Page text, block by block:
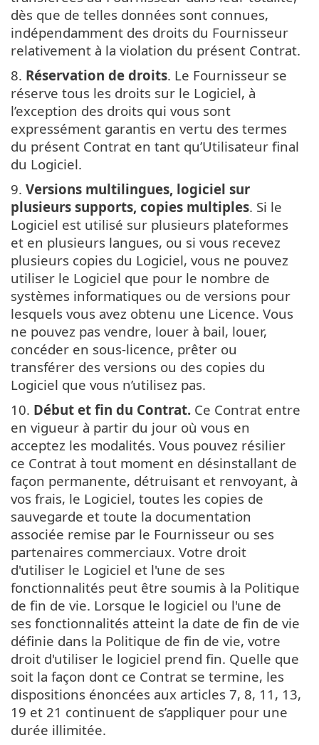
dès que de telles données sont connues,
indépendamment des droits du Fournisseur
relativement à la violation du présent Contrat.
8. Réservation de droits. Le Fournisseur se
réserve tous les droits sur le Logiciel, à
l’exception des droits qui vous sont
expressément garantis en vertu des termes
du présent Contrat en tant qu’Utilisateur final
du Logiciel.
9. Versions multilingues, logiciel sur
plusieurs supports, copies multiples. Si le
Logiciel est utilisé sur plusieurs plateformes
et en plusieurs langues, ou si vous recevez
plusieurs copies du Logiciel, vous ne pouvez
utiliser le Logiciel que pour le nombre de
systèmes informatiques ou de versions pour
lesquels vous avez obtenu une Licence. Vous
ne pouvez pas vendre, louer à bail, louer,
concéder en sous-licence, prêter ou
transférer des versions ou des copies du
Logiciel que vous n’utilisez pas.
10. Début et fin du Contrat. Ce Contrat entre
en vigueur à partir du jour où vous en
acceptez les modalités. Vous pouvez résilier
ce Contrat à tout moment en désinstallant de
façon permanente, détruisant et renvoyant, à
vos frais, le Logiciel, toutes les copies de
sauvegarde et toute la documentation
associée remise par le Fournisseur ou ses
partenaires commerciaux. Votre droit
d'utiliser le Logiciel et l'une de ses
fonctionnalités peut être soumis à la Politique
de fin de vie. Lorsque le logiciel ou l'une de
ses fonctionnalités atteint la date de fin de vie
définie dans la Politique de fin de vie, votre
droit d'utiliser le logiciel prend fin. Quelle que
soit la façon dont ce Contrat se termine, les
dispositions énoncées aux articles 7, 8, 11, 13,
19 et 21 continuent de s’appliquer pour une
durée illimitée.